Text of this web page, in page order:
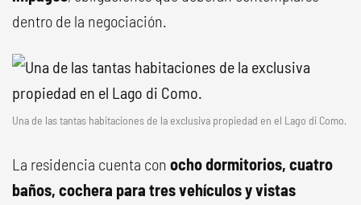
dentro de la negociación.
Una de las tantas habitaciones de la exclusiva propiedad en el Lago di Como.
La residencia cuenta con ocho dormitorios, cuatro
baños, cochera para tres vehículos y vistas